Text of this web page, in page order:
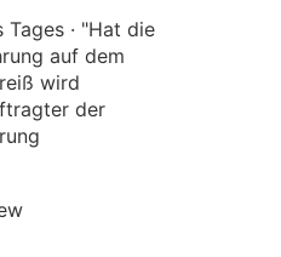
· "Hat die
auf dem
wird
der